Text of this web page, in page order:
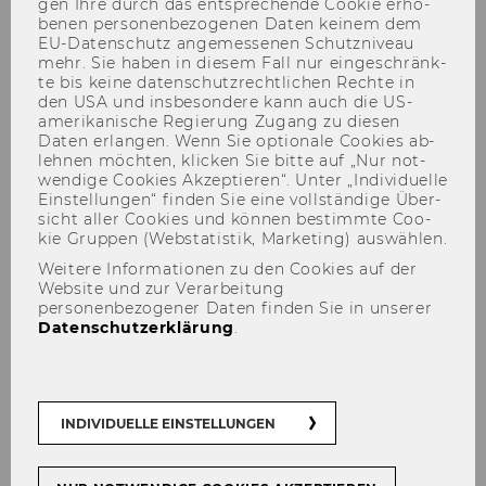
BBS Winter Term 2025/26
Der Inhalt dieser Seite ist aktuell nur auf
Englisch verfügbar.
The PhD Research Seminar in Mathematics for
Economics and Business ("Brown Bag
Seminar") takes place onFridays from 9 to
gen Ihre durch das ent­spre­chen­de Coo­kie er­ho­
be­nen per­so­nen­be­zo­ge­nen Daten kei­nem dem
EU-​Datenschutz an­ge­mes­se­nen Schutz­ni­veau
mehr. Sie haben in die­sem Fall nur ein­ge­schränk­
te bis keine da­ten­schutz­recht­li­chen Rech­te in
den USA und ins­be­son­de­re kann auch die US-​
amerikanische Re­gie­rung Zu­gang zu die­sen
Daten er­lan­gen. Wenn Sie op­tio­na­le Coo­kies ab­
leh­nen möch­ten, kli­cken Sie bitte auf „Nur not­
wen­di­ge Coo­kies Ak­zep­tie­ren“. Unter „In­di­vi­du­el­le
Ein­stel­lun­gen“ fin­den Sie eine voll­stän­di­ge Über­
sicht aller Coo­kies und kön­nen be­stimm­te Coo­
kie Grup­pen (Web­sta­tis­tik, Mar­ke­ting) aus­wäh­len.
Weitere Informationen zu den Cookies auf der
Website und zur Verarbeitung
personenbezogener Daten finden Sie in unserer
Datenschutzerklärung.
INDIVIDUELLE EINSTELLUNGEN